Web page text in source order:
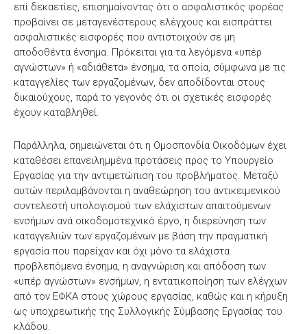
επί δεκαετίες, επισημαίνοντας ότι ο ασφαλιστικός φορέας
προβαίνει σε μεταγενέστερους ελέγχους και εισπράττει
ασφαλιστικές εισφορές που αντιστοιχούν σε μη
αποδοθέντα ένσημα. Πρόκειται για τα λεγόμενα «υπέρ
αγνώστων» ή «αδιάθετα» ένσημα, τα οποία, σύμφωνα με τις
καταγγελίες των εργαζομένων, δεν αποδίδονται στους
δικαιούχους, παρά το γεγονός ότι οι σχετικές εισφορές
έχουν καταβληθεί.
Παράλληλα, σημειώνεται ότι η Ομοσπονδία Οικοδόμων έχει
καταθέσει επανειλημμένα προτάσεις προς το Υπουργείο
Εργασίας για την αντιμετώπιση του προβλήματος. Μεταξύ
αυτών περιλαμβάνονται η αναθεώρηση του αντικειμενικού
συντελεστή υπολογισμού των ελάχιστων απαιτούμενων
ενσήμων ανά οικοδομοτεχνικό έργο, η διερεύνηση των
καταγγελιών των εργαζομένων με βάση την πραγματική
εργασία που παρείχαν και όχι μόνο τα ελάχιστα
προβλεπόμενα ένσημα, η αναγνώριση και απόδοση των
«υπέρ αγνώστων» ενσήμων, η εντατικοποίηση των ελέγχων
από τον ΕΦΚΑ στους χώρους εργασίας, καθώς και η κήρυξη
ως υποχρεωτικής της Συλλογικής Σύμβασης Εργασίας του
κλάδου.